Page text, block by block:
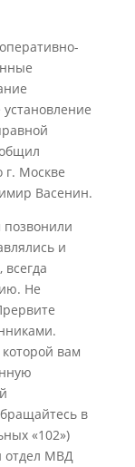
Москве
Васенин.
и
Не
вам
в
«102»)
отдел МВД